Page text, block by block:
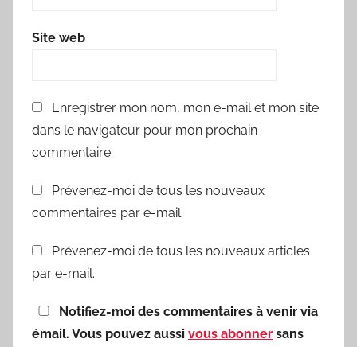
Site web
Enregistrer mon nom, mon e-mail et mon site
dans le navigateur pour mon prochain
commentaire.
Prévenez-moi de tous les nouveaux
commentaires par e-mail.
Prévenez-moi de tous les nouveaux articles
par e-mail.
Notifiez-moi des commentaires à venir via
émail. Vous pouvez aussi vous abonner sans